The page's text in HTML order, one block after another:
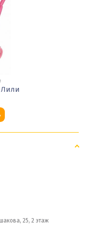
Лили
25, 2 этаж